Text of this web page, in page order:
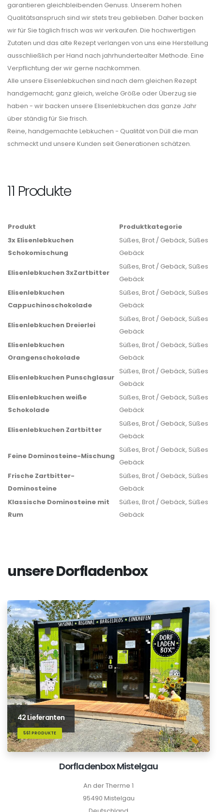
garantieren gleichbleibenden Genuss. Unserem hohen
Qualitätsanspruch sind wir stets treu geblieben. Daher backen
wir für Sie täglich frisch was wir verkaufen. Die hochwertigen
Zutaten und das alte Rezept verlangen von uns eine Herstellung
ausschließlich per Hand nach jahrhundertealter Methode. Eine
Verpflichtung der wir gerne nachkommen.
Alle unsere Elisenlebkuchen sind nach dem gleichen Rezept
handgemacht; ganz gleich, welche Größe oder Überzug sie
haben - wir backen unsere Elisenlebkuchen das ganze Jahr
über ständig für Sie frisch.
Reine, handgemachte Lebkuchen - Qualität von Düll die man
schmeckt und unsere Kunden seit Generationen schätzen.
11 Produkte
Produkt
Produktkategorie
3x Elisenlebkuchen
Schokomischung
Süßes, Brot / Gebäck, Süßes
Gebäck
Elisenlebkuchen 3xZartbitter
Süßes, Brot / Gebäck, Süßes
Gebäck
Elisenlebkuchen
Cappuchinoschokolade
Süßes, Brot / Gebäck, Süßes
Gebäck
Elisenlebkuchen Dreierlei
Süßes, Brot / Gebäck, Süßes
Gebäck
Elisenlebkuchen
Orangenschokolade
Süßes, Brot / Gebäck, Süßes
Gebäck
Elisenlebkuchen Punschglasur
Süßes, Brot / Gebäck, Süßes
Gebäck
Elisenlebkuchen weiße
Schokolade
Süßes, Brot / Gebäck, Süßes
Gebäck
Elisenlebkuchen Zartbitter
Süßes, Brot / Gebäck, Süßes
Gebäck
Feine Dominosteine-Mischung
Süßes, Brot / Gebäck, Süßes
Gebäck
Frische Zartbitter-
Dominosteine
Süßes, Brot / Gebäck, Süßes
Gebäck
Klassische Dominosteine mit
Rum
Süßes, Brot / Gebäck, Süßes
Gebäck
unsere Dorfladenbox
42 Lieferanten
561 PRODUKTE
Dorfladenbox Mistelgau
An der Therme 1
95490 Mistelgau